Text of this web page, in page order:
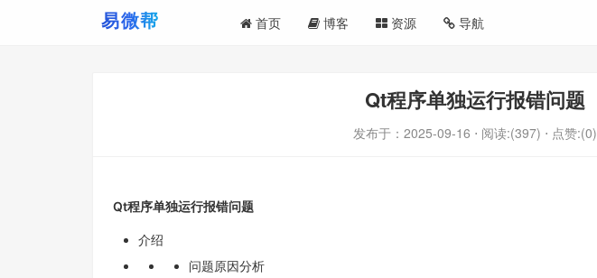
首页 博客 资源 导航
Qt程序单独运行报错问题
发布于： 2025-09-16 ⋅ 阅读:(397) ⋅ 点赞:(0)
Qt程序单独运行报错问题
介绍
问题原因分析